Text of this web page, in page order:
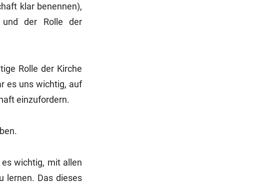
klar benennen),
und der Rolle der
Rolle der Kirche
es uns wichtig, auf
einzufordern.
wichtig, mit allen
lernen. Das dieses